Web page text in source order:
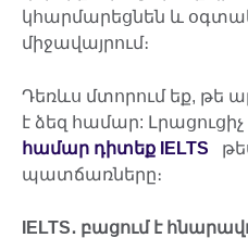
կհարմարեցնեն և
միջավայրում։
Դեռևս մտորում եք, թե
է ձեզ համար: Լրացուցիչ
համար դիտեք
IELTS
պատճառները։
IELTS․ բացում է